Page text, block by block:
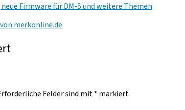
Firmware für DM-5 und weitere Themen
merkonline.de
Felder sind mit* markiert